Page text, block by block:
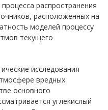
распространения
расположенных на
моделей процессу
текущего
исследования
вредных
основного
углекислый